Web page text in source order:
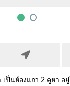
เป็นห้องแถว 2 คูหา อ